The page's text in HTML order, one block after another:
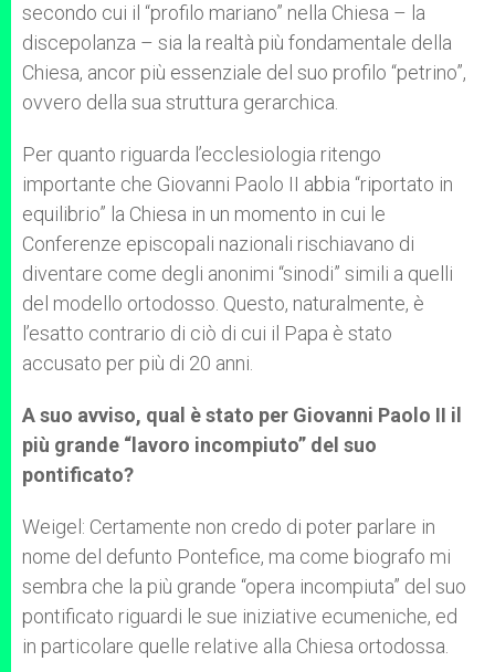
secondo cui il “profilo mariano” nella Chiesa – la
discepolanza – sia la realtà più fondamentale della
Chiesa, ancor più essenziale del suo profilo “petrino”,
ovvero della sua struttura gerarchica.
Per quanto riguarda l’ecclesiologia ritengo
importante che Giovanni Paolo II abbia “riportato in
equilibrio” la Chiesa in un momento in cui le
Conferenze episcopali nazionali rischiavano di
diventare come degli anonimi “sinodi” simili a quelli
del modello ortodosso. Questo, naturalmente, è
l’esatto contrario di ciò di cui il Papa è stato
accusato per più di 20 anni.
A suo avviso, qual è stato per Giovanni Paolo II il
più grande “lavoro incompiuto” del suo
pontificato?
Weigel: Certamente non credo di poter parlare in
nome del defunto Pontefice, ma come biografo mi
sembra che la più grande “opera incompiuta” del suo
pontificato riguardi le sue iniziative ecumeniche, ed
in particolare quelle relative alla Chiesa ortodossa.